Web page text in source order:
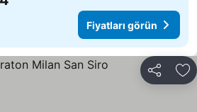
Fiyatları görün
Paylaş